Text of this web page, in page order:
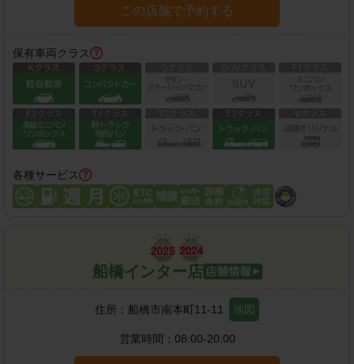
この店舗で予約する
保有車両クラス
各種サービス
船橋インター店
住所： 船橋市南本町11-11 地図
営業時間： 08:00-20:00